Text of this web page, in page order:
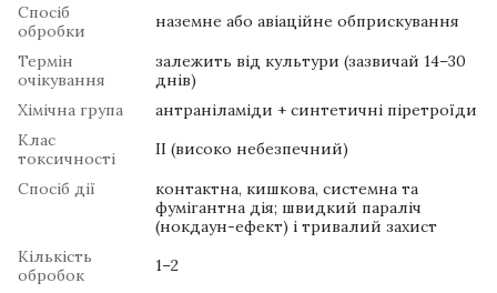
Спосіб
обробки
наземне або авіаційне обприскування
Термін
очікування
залежить від культури (зазвичай 14–30
днів)
Хімічна група
антраніламіди + синтетичні піретроїди
Клас
токсичності
ІІ (високо небезпечний)
Спосіб дії
контактна, кишкова, системна та
фумігантна дія; швидкий параліч
(нокдаун-ефект) і тривалий захист
Кількість
обробок
1–2